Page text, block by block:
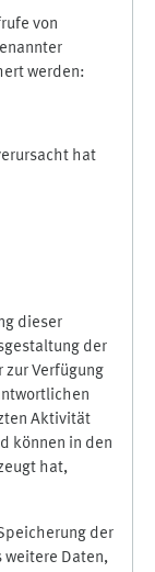
von
werden:
hat
dieser
der
zur Verfügung
Aktivität
können in den
hat,
der
weitere Daten,